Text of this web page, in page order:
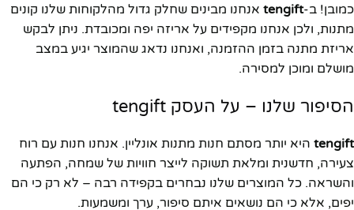
כמובן! ב-tengift אנחנו מבינים שחלק גדול מהלקוחות שלנו קונים
מתנות, ולכן אנחנו מקפידים על אריזה יפה ומכובדת. ניתן לבקש
אריזת מתנה בזמן ההזמנה, ואנחנו נדאג שהמוצר יגיע במצב
מושלם ומוכן למסירה.
הסיפור שלנו – על העסק tengift
tengift היא יותר מסתם חנות מתנות אונליין. אנחנו חנות עם רוח
צעירה, חדשנית ומלאת תשוקה לייצר חוויות של שמחה, הפתעה
והשראה. כל המוצרים שלנו נבחרים בקפידה רבה – לא רק כי הם
יפים, אלא כי הם נושאים איתם סיפור, ערך ומשמעות.